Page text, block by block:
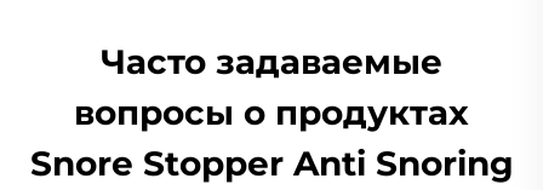
Часто задаваемые
вопросы о продуктах
Snore Stopper Anti Snoring